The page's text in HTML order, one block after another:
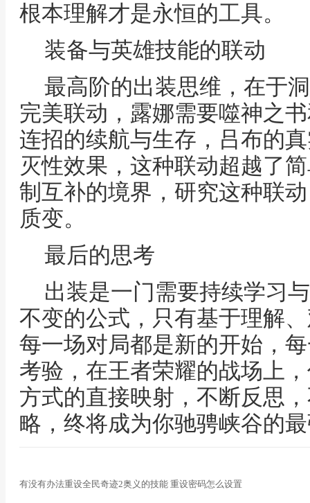
根本理解才是永恒的工具。
装备与英雄技能的联动
最高阶的出装思维，在于
完美联动，露娜需要噬神之
连招的续航与生存，吕布的
灭性效果，这种联动超越了
制互补的境界，研究这种联
质变。
最后的思考
出装是一门需要持续学习
不变的公式，只有基于理解
每一场对局都是新的开始，
考验，在王者荣耀的战场上
方式的直接映射，不断反思
略，终将成为你驰骋峡谷的
有没有办法重设全民奇迹2奥义的技能 重设密码怎么设置